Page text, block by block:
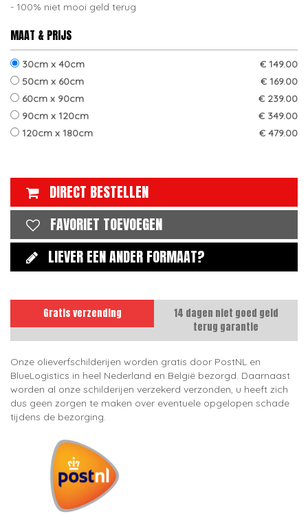
100% niet mooi geld terug
MAAT & PRIJS
30cm x 40cm
€ 149.00
50cm x 60cm
€ 169.00
60cm x 90cm
€ 239.00
90cm x 120cm
€ 349.00
120cm x 180cm
€ 479.00
DIRECT BESTELLEN
FAVORIET TOEVOEGEN
LIEVER EEN ANDER FORMAAT?
Gratis verzending
14 dagen niet goed geld
terug garantie
Onze olieverfschilderijen worden gratis door PostNL en
BlueLogistics in heel Nederland en België bezorgd. Daarnaast
worden al onze schilderijen verzekerd verzonden, u heeft zich
dus geen zorgen te maken over eventuele opgelopen schade
tijdens de bezorging.